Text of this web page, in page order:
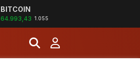
BITCOIN
64.993,43 1.055